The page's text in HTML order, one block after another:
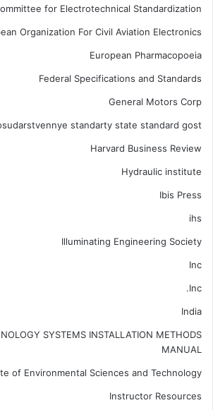
for Electrotechnical Standardization
Organization For Civil Aviation Electronics
European Pharmacopoeia
Federal Specifications and Standards
General Motors Corp
standarty state standard gost
Harvard Business Review
Hydraulic institute
Ibis Press
ihs
Illuminating Engineering Society
Inc
Inc.
India
SYSTEMS INSTALLATION METHODS
MANUAL
of Environmental Sciences and Technology
Instructor Resources